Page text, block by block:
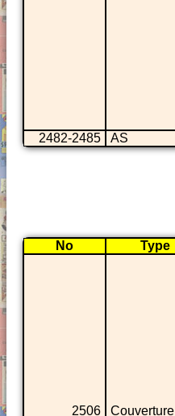
2482-2485 AS
No Type
2506 Couverture